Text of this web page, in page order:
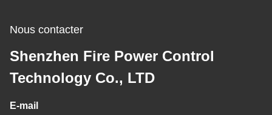
Nous contacter
Shenzhen Fire Power Control
Technology Co., LTD
E-mail